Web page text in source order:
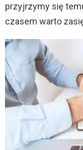
przyjrzymy się
czasem warto